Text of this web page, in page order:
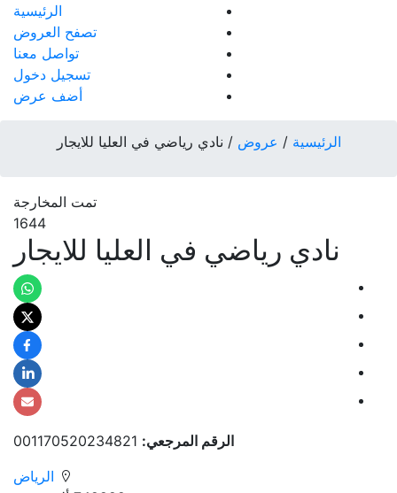
الرئيسية
تصفح العروض
تواصل معنا
تسجيل دخول
أضف عرض
الرئيسية / عروض / نادي رياضي في العليا للايجار
تمت المخارجة
نادي رياضي في العليا للايجار
الرقم المرجعي:
الرياض